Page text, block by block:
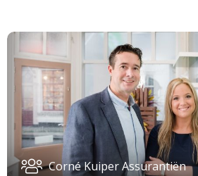
Corné Kuiper Assurantiën